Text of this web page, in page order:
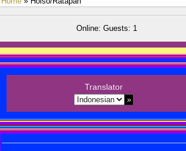
Online: Guests: 1
Translator